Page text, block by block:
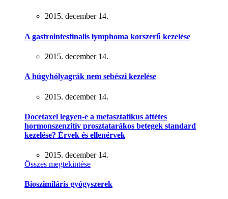
2015. december 14.
A gastrointestinalis lymphoma korszerű kezelése
2015. december 14.
A húgyhólyagrák nem sebészi kezelése
2015. december 14.
Docetaxel legyen-e a metasztatikus áttétes
hormonszenzitív prosztatarákos betegek standard
kezelése? Érvek és ellenérvek
2015. december 14.
Összes megtekintése
Bioszimiláris gyógyszerek